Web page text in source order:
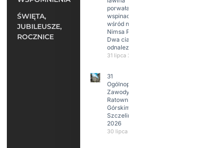
ŚWIĘTA,
JUBILEUSZE,
ROCZNICE
porwała 10
wspinaczy,
wśród nich
Nimsa Purję.
Dwa ciała
odnalezione.
31 lipca 2026
31
Ogólnopolskie
Zawody w
Ratownictwie
Górskim –
Szczeliniec
2026
30 lipca 2026